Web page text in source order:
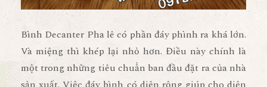
Bình Decanter Pha lê có phần đáy phình ra khá lớn.
Và miệng thì khép lại nhỏ hơn. Điều này chính là
một trong những tiêu chuẩn ban đầu đặt ra của nhà